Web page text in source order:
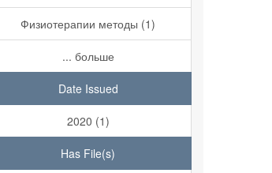
Физиотерапии методы (1)
... больше
Date Issued
2020 (1)
Has File(s)